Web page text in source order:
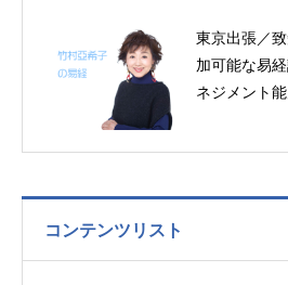
東京出張／
加可能な易
ネジメント
コンテンツリスト